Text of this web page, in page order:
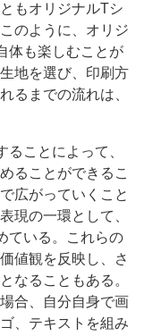
もオリジナルTシ
のように、オリジ
体も楽しむことが
地を選び、印刷方
るまでの流れは、
ことによって、
ることができるこ
広がっていくこと
現の一環として、
ている。これらの
値観を反映し、さ
なることもある。
合、自分自身で画
、テキストを組み